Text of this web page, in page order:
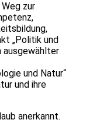
zur
„Politik und
ausgewählter
und Natur“
und ihre
anerkannt.